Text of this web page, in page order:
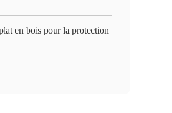
en bois pour la protection